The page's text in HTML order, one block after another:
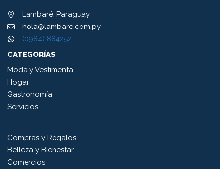
Lambaré, Paraguay
hola@lambare.com.py
(0984) 884252
CATEGORÍAS
Moda y Vestimenta
Hogar
Gastronomía
Servicios
Compras y Regalos
Belleza y Bienestar
Comercios